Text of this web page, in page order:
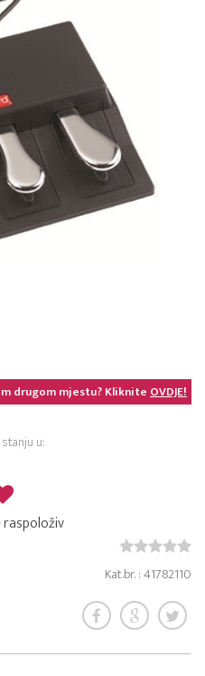
drugom mjestu? KlikniteOVDJE!
u:
Kat.br. : 41782110